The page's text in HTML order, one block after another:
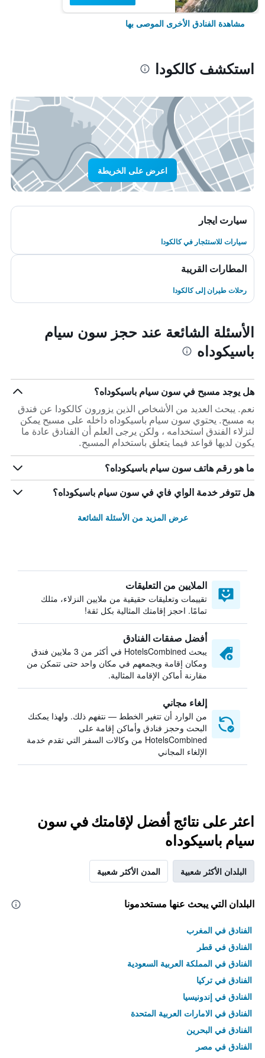
مشاهدة الفنادق الأخرى الموصى بها
استكشف كالكودا
اعرض على الخريطة
سيارت ايجار
سيارات للاستئجار في كالكودا
المطارات القريبة
رحلات طيران إلى كالكودا
الأسئلة الشائعة عند حجز سون سيام
باسيكوداه
هل يوجد مسبح في سون سيام باسيكوداه؟
نعم. يبحث العديد من الأشخاص الذين يزورون كالكودا عن فندق
به مسبح. يحتوي سون سيام باسيكوداه داخله على مسبح يمكن
لنزلاء الفندق استخدامه ، ولكن يرجى العلم أن الفنادق عادة ما
يكون لديها قواعد فيما يتعلق باستخدام المسبح.
ما هو رقم هاتف سون سيام باسيكوداه؟
هل تتوفر خدمة الواي فاي في سون سيام باسيكوداه؟
عرض المزيد من الأسئلة الشائعة
الملايين من التعليقات
تقييمات وتعليقات حقيقية من ملايين النزلاء، مثلك
تمامًا. احجز إقامتك المثالية بكل ثقة!
أفضل صفقات الفنادق
يبحث HotelsCombined في أكثر من 3 ملايين فندق
ومكان إقامة ويجمعهم في مكان واحد حتى تتمكن من
مقارنة أماكن الإقامة المثالية.
إلغاء مجاني
من الوارد أن تتغير الخطط — نتفهم ذلك. ولهذا يمكنك
البحث وحجز فنادق وأماكن إقامة على
HotelsCombined من وكالات السفر التي تقدم خدمة
الإلغاء المجاني
اعثر على نتائج أفضل لإقامتك في سون
سيام باسيكوداه
البلدان الأكثر شعبية المدن الأكثر شعبية
البلدان التي يبحث عنها مستخدمونا
الفنادق في المغرب
الفنادق في قطر
الفنادق في المملكة العربية السعودية
الفنادق في تركيا
الفنادق في إندونيسيا
الفنادق في الامارات العربية المتحدة
الفنادق في البحرين
الفنادق في مصر